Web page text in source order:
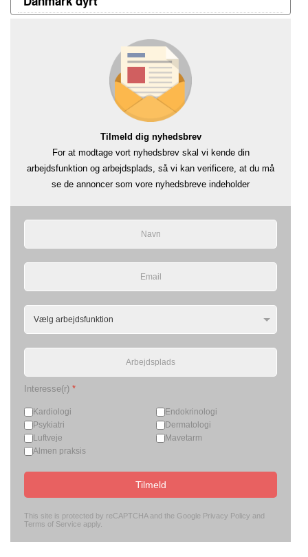
Tilmeld dig nyhedsbrev
For at modtage vort nyhedsbrev skal vi kende din
arbejdsfunktion og arbejdsplads, så vi kan verificere, at du må
se de annoncer som vore nyhedsbreve indeholder
Interesse(r) *
Kardiologi
Endokrinologi
Psykiatri
Dermatologi
Luftveje
Mavetarm
Almen praksis
Tilmeld
This site is protected by reCAPTCHA and the Google Privacy Policy and
Terms of Service apply.